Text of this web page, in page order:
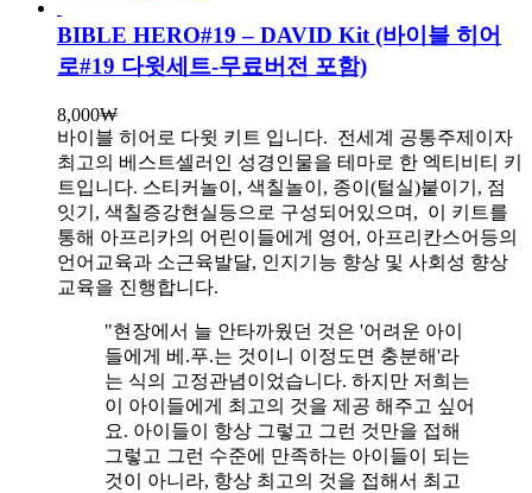
BIBLE HERO#19 – DAVID Kit (바이블 히어
로#19 다윗세트-무료버전 포함)
8,000₩
바이블 히어로 다윗 키트 입니다. 전세계 공통주제이자
최고의 베스트셀러인 성경인물을 테마로 한 엑티비티 키
트입니다. 스티커놀이, 색칠놀이, 종이(털실)붙이기, 점
잇기, 색칠증강현실등으로 구성되어있으며, 이 키트를
통해 아프리카의 어린이들에게 영어, 아프리칸스어등의
언어교육과 소근육발달, 인지기능 향상 및 사회성 향상
교육을 진행합니다.
"현장에서 늘 안타까웠던 것은 '어려운 아이
들에게 베.푸.는 것이니 이정도면 충분해'라
는 식의 고정관념이었습니다. 하지만 저희는
이 아이들에게 최고의 것을 제공 해주고 싶어
요. 아이들이 항상 그렇고 그런 것만을 접해
그렇고 그런 수준에 만족하는 아이들이 되는
것이 아니라, 항상 최고의 것을 접해서 최고